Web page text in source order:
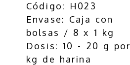
Código: H023
Envase: Caja con
bolsas / 8 x 1 kg
Dosis: 10 - 20 g por
kg de harina